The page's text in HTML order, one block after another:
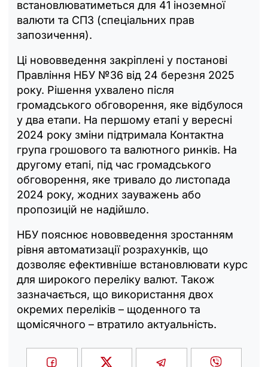
встановлюватиметься для 41 іноземної
валюти та СПЗ (спеціальних прав
запозичення).
Ці нововведення закріплені у постанові
Правління НБУ №36 від 24 березня 2025
року. Рішення ухвалено після
громадського обговорення, яке відбулося
у два етапи. На першому етапі у вересні
2024 року зміни підтримала Контактна
група грошового та валютного ринків. На
другому етапі, під час громадського
обговорення, яке тривало до листопада
2024 року, жодних зауважень або
пропозицій не надійшло.
НБУ пояснює нововведення зростанням
рівня автоматизації розрахунків, що
дозволяє ефективніше встановлювати курс
для широкого переліку валют. Також
зазначається, що використання двох
окремих переліків – щоденного та
щомісячного – втратило актуальність.